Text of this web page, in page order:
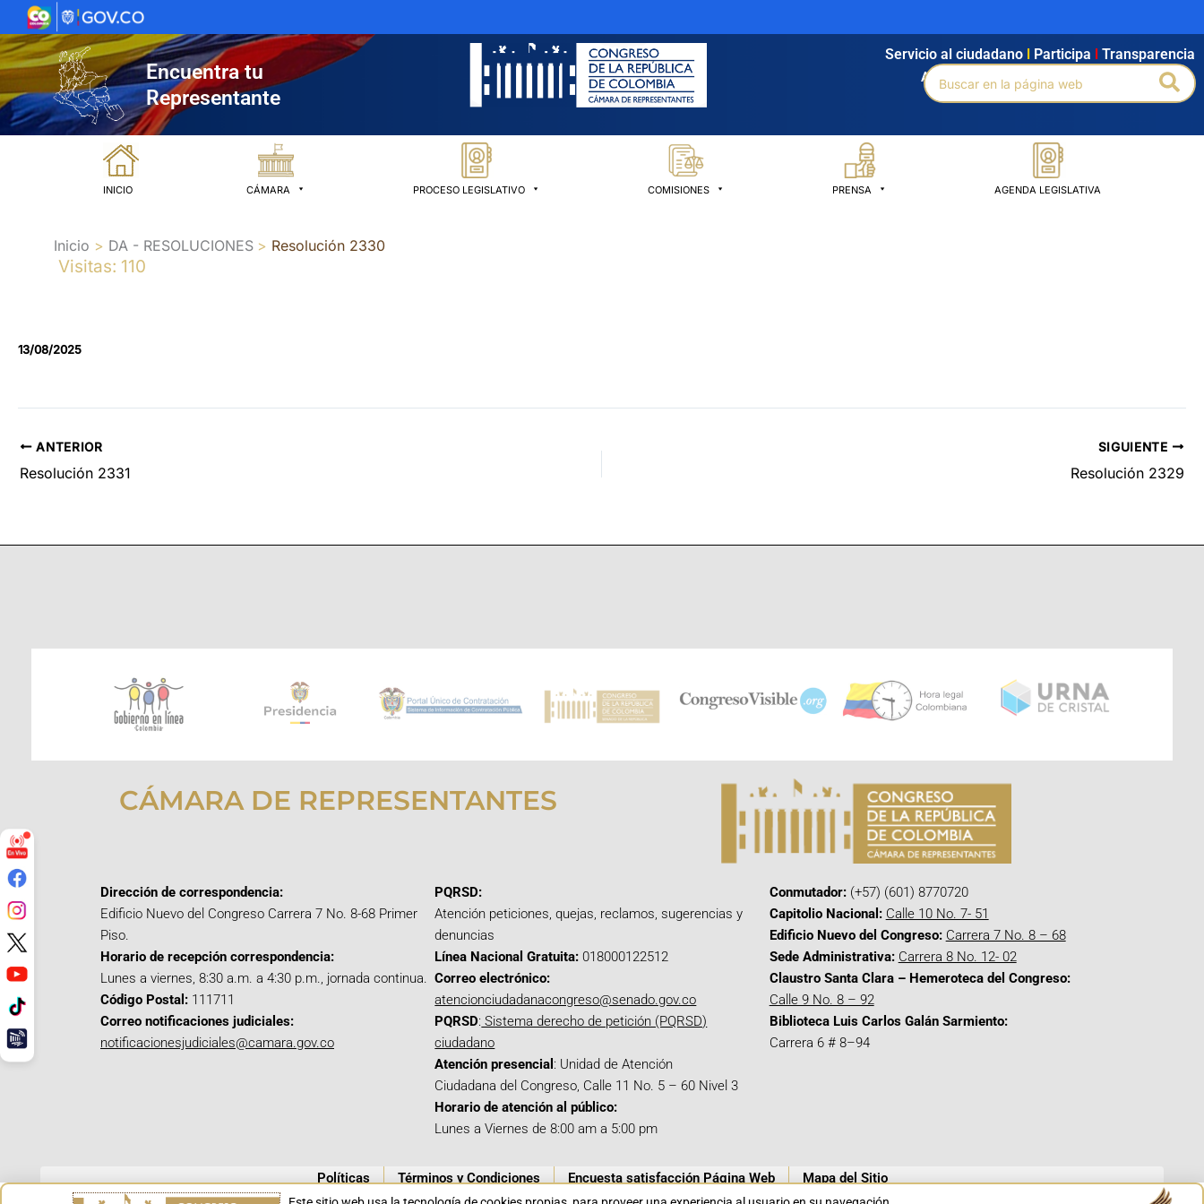
al
contenido
Encuentra tu
Representante
Agendamiento Intranet Búsqueda avanzada
Servicio al ciudadano Participa Transparencia
Buscar
por:
INICIO CÁMARA PROCESO LEGISLATIVO COMISIONES PRENSA AGENDA LEGISLATIVA
Inicio DA - RESOLUCIONES Resolución 2330
Visitas: 110
13/08/2025
ANTERIOR
Resolución 2331
SIGUIENTE
Resolución 2329
CÁMARA DE REPRESENTANTES
Dirección de correspondencia:
Edificio Nuevo del Congreso Carrera 7 No. 8-68 Primer
Piso.
Horario de recepción correspondencia:
Lunes a viernes, 8:30 a.m. a 4:30 p.m., jornada continua.
Código Postal: 111711
Correo notificaciones judiciales:
notificacionesjudiciales@camara.gov.co
PQRSD:
Atención peticiones, quejas, reclamos, sugerencias y
denuncias
Línea Nacional Gratuita: 018000122512
Correo electrónico:
atencionciudadanacongreso@senado.gov.co
PQRSD: Sistema derecho de petición (PQRSD)
ciudadano
Atención presencial : Unidad de Atención
Ciudadana del Congreso, Calle 11 No. 5 – 60 Nivel 3
Horario de atención al público:
Lunes a Viernes de 8:00 am a 5:00 pm
Conmutador:(+57) (601) 8770720
Capitolio Nacional: Calle 10 No. 7- 51
Edificio Nuevo del Congreso: Carrera 7 No. 8 – 68
Sede Administrativa: Carrera 8 No. 12- 02
Claustro Santa Clara – Hemeroteca del Congreso:
Calle 9 No. 8 – 92
Biblioteca Luis Carlos Galán Sarmiento:
Carrera 6 # 8–94
Políticas Términos y Condiciones Encuesta satisfacción Página Web Mapa del Sitio